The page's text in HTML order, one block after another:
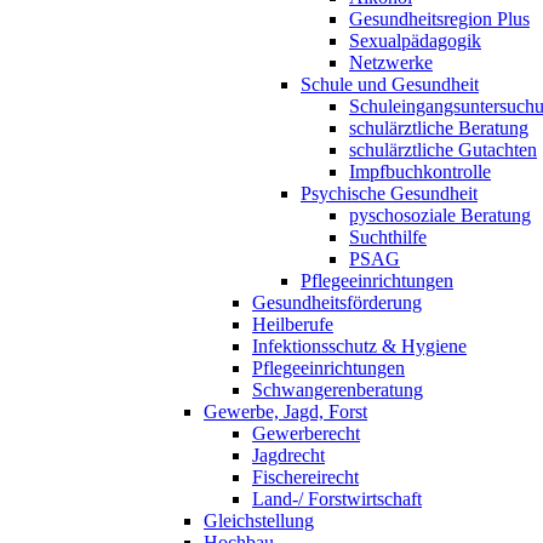
Gesundheitsregion Plus
Sexualpädagogik
Netzwerke
Schule und Gesundheit
schulärztliche Beratung
schulärztliche Gutachten
Impfbuchkontrolle
Psychische Gesundheit
pyschosoziale Beratung
Suchthilfe
PSAG
Pflegeeinrichtungen
Gesundheitsförderung
Heilberufe
Infektionsschutz & Hygiene
Pflegeeinrichtungen
Schwangerenberatung
Gewerbe, Jagd, Forst
Gewerberecht
Jagdrecht
Fischereirecht
Land-/ Forstwirtschaft
Gleichstellung